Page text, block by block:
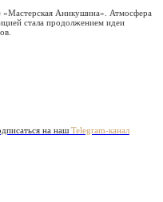
«Мастерская Аникушина». Атмосфера
стала продолжением идеи
на наш Telegram-канал